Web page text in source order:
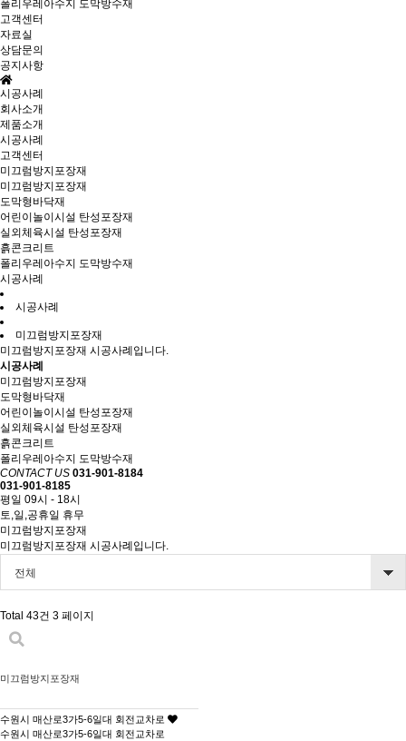
폴리우레아수지 도막방수재
고객센터
자료실
상담문의
공지사항
시공사례
회사소개
제품소개
시공사례
고객센터
미끄럼방지포장재
미끄럼방지포장재
도막형바닥재
어린이놀이시설 탄성포장재
실외체육시설 탄성포장재
흙콘크리트
폴리우레아수지 도막방수재
시공사례
시공사례
미끄럼방지포장재
미끄럼방지포장재 시공사례입니다.
시공사례
미끄럼방지포장재
도막형바닥재
어린이놀이시설 탄성포장재
실외체육시설 탄성포장재
흙콘크리트
폴리우레아수지 도막방수재
CONTACT US 031-901-8184
031-901-8185
평일 09시 - 18시
토,일,공휴일 휴무
미끄럼방지포장재
미끄럼방지포장재 시공사례입니다.
전체
Total 43건 3 페이지
미끄럼방지포장재
수원시 매산로3가5-6일대 회전교차로
수원시 매산로3가5-6일대 회전교차로